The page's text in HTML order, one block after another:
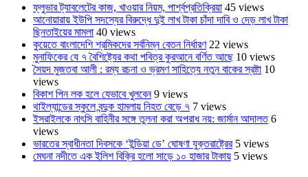
ফ্লুভার ট্যাবলেটের কাজ, খাওয়ার নিয়ম, পার্শ্বপ্রতিক্রিয়া 45 views
আনোয়ারায় ইউপি সদস্যের বিরুদ্ধে দুই লাখ টাকা চাঁদা দাবি ও দেড় লাখ টাকা
ছিনতাইয়ের মামলা 40 views
কুয়েতে বাংলাদেশি শ্রমিকদের সর্বনিম্ন বেতন নির্ধারণ 22 views
মুনাফিকের যে ৭ বৈশিষ্ট্যের কথা পবিত্র কুরআনে বর্ণিত আছে 10 views
সৈয়দ মুজতবা আলী : রম্য রচনা ও ভ্রমণ সাহিত্যে নতুন বাকের স্রষ্টা 10
views
বিকাশ পিন লক হলে যেভাবে খুলবেন 9 views
থাইল্যান্ডের স্কুলে বন্দুক হামলায় নিহত বেড়ে ৭ 7 views
ইসরাইলকে নাৎসি বাহিনীর সঙ্গে তুলনা করা অপরাধ নয়: জার্মান আদালত 6
views
ভারতের স্বাধীনতা দিবসকে ‘ইন্ডিয়া ডে’ ঘোষণা যুক্তরাষ্ট্রের 5 views
মেঘনা নদীতে এক ইলিশ বিক্রি হলো সাড়ে ১০ হাজার টাকায় 5 views